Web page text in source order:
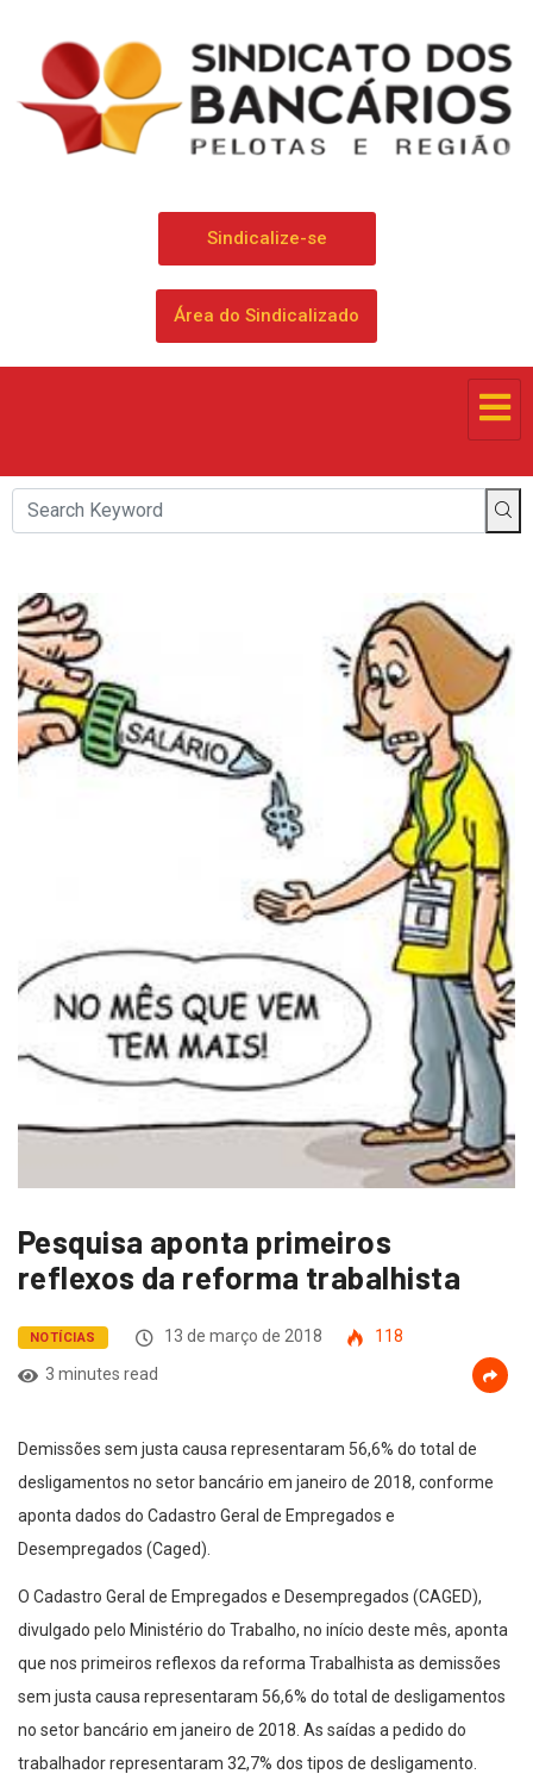
Sindicalize-se
Área do Sindicalizado
Pesquisa aponta primeiros
reflexos da reforma trabalhista
NOTÍCIAS 13 de março de 2018
118
3 minutes read
Demissões sem justa causa representaram 56,6% do total de
desligamentos no setor bancário em janeiro de 2018, conforme
aponta dados do Cadastro Geral de Empregados e
Desempregados (Caged).
O Cadastro Geral de Empregados e Desempregados (CAGED),
divulgado pelo Ministério do Trabalho, no início deste mês, aponta
que nos primeiros reflexos da reforma Trabalhista as demissões
sem justa causa representaram 56,6% do total de desligamentos
no setor bancário em janeiro de 2018. As saídas a pedido do
trabalhador representaram 32,7% dos tipos de desligamento.